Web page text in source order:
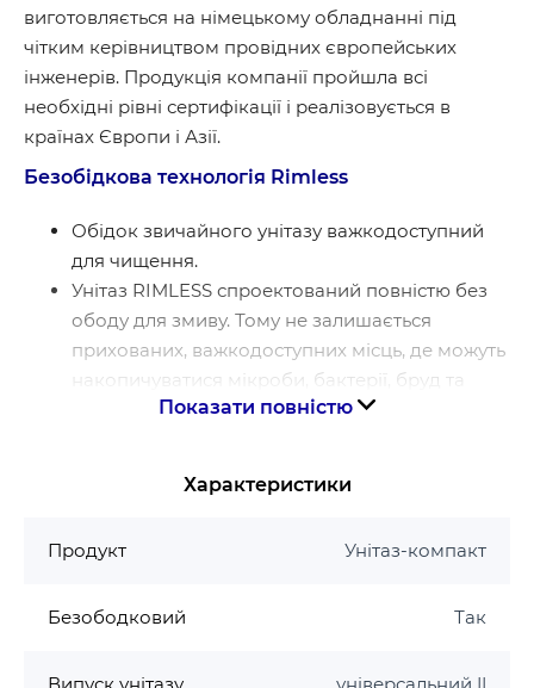
виготовляється на німецькому обладнанні під
чітким керівництвом провідних європейських
інженерів. Продукція компанії пройшла всі
необхідні рівні сертифікації і реалізовується в
країнах Європи і Азії.
Безобідкова технологія Rimless
Обідок звичайного унітазу важкодоступний
для чищення.
Унітаз RIMLESS спроектований повністю без
ободу для змиву. Тому не залишається
прихованих, важкодоступних місць, де можуть
накопичуватися мікроби, бактерії, бруд та
відкладення.
гігієнічний змив при використанні меншої
Гарантія на кераміку 10 років
Показати повністю
Характеристики
Продукт Унітаз-компакт
Безободковий Так